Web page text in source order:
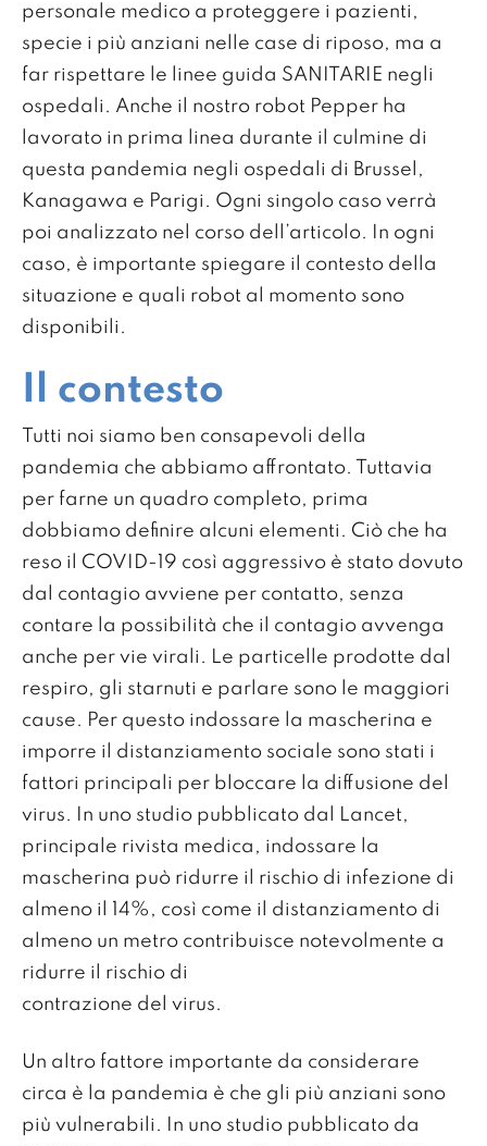
personale medico a proteggere i pazienti,
specie i più anziani nelle case di riposo, ma a
far rispettare le linee guida SANITARIE negli
ospedali. Anche il nostro robot Pepper ha
lavorato in prima linea durante il culmine di
questa pandemia negli ospedali di Brussel,
Kanagawa e Parigi. Ogni singolo caso verrà
poi analizzato nel corso dell’articolo. In ogni
caso, è importante spiegare il contesto della
situazione e quali robot al momento sono
disponibili.
Il contesto
Tutti noi siamo ben consapevoli della
pandemia che abbiamo affrontato. Tuttavia
per farne un quadro completo, prima
dobbiamo definire alcuni elementi. Ciò che ha
reso il COVID-19 così aggressivo è stato dovuto
dal contagio avviene per contatto, senza
contare la possibilità che il contagio avvenga
anche per vie virali. Le particelle prodotte dal
respiro, gli starnuti e parlare sono le maggiori
cause. Per questo indossare la mascherina e
imporre il distanziamento sociale sono stati i
fattori principali per bloccare la diffusione del
virus. In uno studio pubblicato dal Lancet,
principale rivista medica, indossare la
mascherina può ridurre il rischio di infezione di
almeno il 14%, così come il distanziamento di
almeno un metro contribuisce notevolmente a
ridurre il rischio di
contrazione del virus.
Un altro fattore importante da considerare
circa è la pandemia è che gli più anziani sono
più vulnerabili. In uno studio pubblicato da